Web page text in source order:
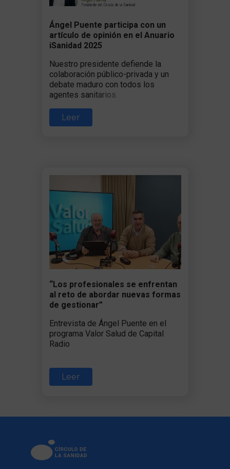
Ángel Puente participa con un
artículo de opinión en el Anuario
iSanidad 2025
Nuestro presidente defiende la
colaboración público-privada y un
debate maduro con todos los
agentes sanitarios.
Leer
“Los profesionales se enfrentan
al reto de abordar nuevas formas
de gestionar”
Entrevista de Ángel Puente en el
programa Valor Salud de Capital
Radio
Leer